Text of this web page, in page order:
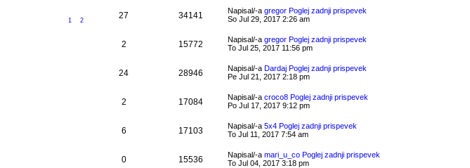
1 2 27 34141 Napisal/-a gregor Poglej zadnji prispevek
So Jul 29, 2017 2:26 am
2 15772 Napisal/-a gregor Poglej zadnji prispevek
To Jul 25, 2017 11:56 pm
24 28946 Napisal/-a Dardaj Poglej zadnji prispevek
Pe Jul 21, 2017 2:18 pm
2 17084 Napisal/-a croco8 Poglej zadnji prispevek
Po Jul 17, 2017 9:12 pm
6 17103 Napisal/-a 5x4 Poglej zadnji prispevek
To Jul 11, 2017 7:54 am
0 15536 Napisal/-a mari_u_co Poglej zadnji prispevek
To Jul 04, 2017 3:18 pm